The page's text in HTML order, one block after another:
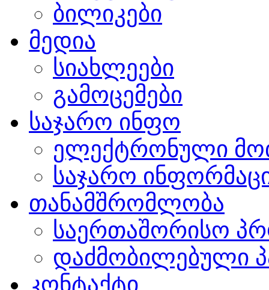
ბილიკები
მედია
სიახლეები
გამოცემები
საჯარო ინფო
ელექტრონული
საჯარო
თანამშრომლობა
საერთაშორისო
დაძმობილებული
კონტაქტი